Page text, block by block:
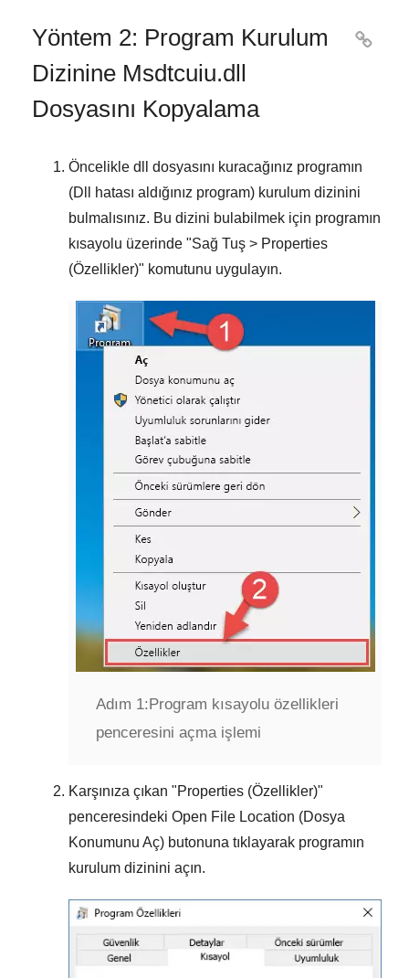
Yöntem 2: Program Kurulum
Dizinine Msdtcuiu.dll
Dosyasını Kopyalama

Öncelikle dll dosyasını kuracağınız programın
(Dll hatası aldığınız program) kurulum dizinini
bulmalısınız. Bu dizini bulabilmek için programın
kısayolu üzerinde "Sağ Tuş > Properties
(Özellikler)" komutunu uygulayın.
Adım 1:Program kısayolu özellikleri
penceresini açma işlemi
Karşınıza çıkan "Properties (Özellikler)"
penceresindeki Open File Location (Dosya
Konumunu Aç) butonuna tıklayarak programın
kurulum dizinini açın.